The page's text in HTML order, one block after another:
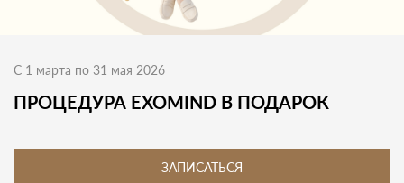
С 1 марта по 31 мая 2026
ПРОЦЕДУРА EXOMIND В ПОДАРОК
ЗАПИСАТЬСЯ